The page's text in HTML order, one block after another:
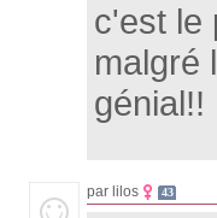
c'est le
malgré
génial!!
par lilos 43